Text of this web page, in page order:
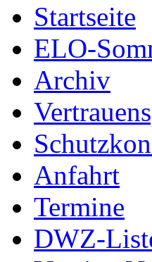
Startseite
ELO-
Archiv
Anfahrt
Termine
DWZ-